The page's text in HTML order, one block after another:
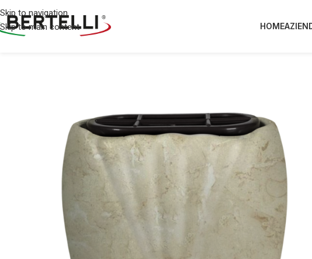
Skip to navigation
Skip to main content
HOME